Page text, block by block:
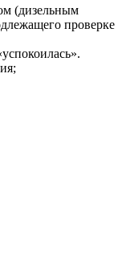
(дизельным
проверке